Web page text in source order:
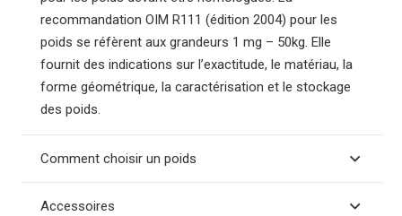
recommandation OIM R111 (édition 2004) pour les
poids se réfèrent aux grandeurs 1 mg – 50kg. Elle
fournit des indications sur l’exactitude, le matériau, la
forme géométrique, la caractérisation et le stockage
des poids.
Comment choisir un poids
Accessoires